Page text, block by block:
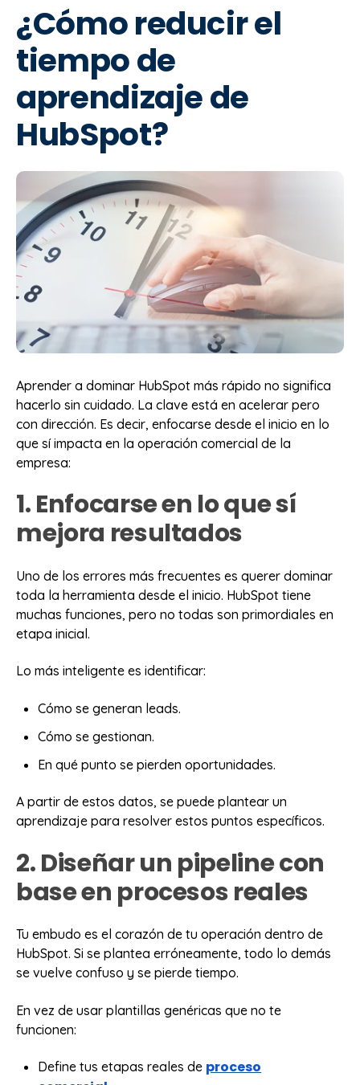
¿Cómo reducir el
tiempo de
aprendizaje de
HubSpot?
Aprender a dominar HubSpot más rápido no significa
hacerlo sin cuidado. La clave está en acelerar pero
con dirección. Es decir, enfocarse desde el inicio en lo
que sí impacta en la operación comercial de la
empresa:
1. Enfocarse en lo que sí
mejora resultados
Uno de los errores más frecuentes es querer dominar
toda la herramienta desde el inicio. HubSpot tiene
muchas funciones, pero no todas son primordiales en
etapa inicial.
Lo más inteligente es identificar:
Cómo se generan leads.
Cómo se gestionan.
En qué punto se pierden oportunidades.
A partir de estos datos, se puede plantear un
aprendizaje para resolver estos puntos específicos.
2. Diseñar un pipeline con
base en procesos reales
Tu embudo es el corazón de tu operación dentro de
HubSpot. Si se plantea erróneamente, todo lo demás
se vuelve confuso y se pierde tiempo.
En vez de usar plantillas genéricas que no te
funcionen:
Define tus etapas reales de proceso